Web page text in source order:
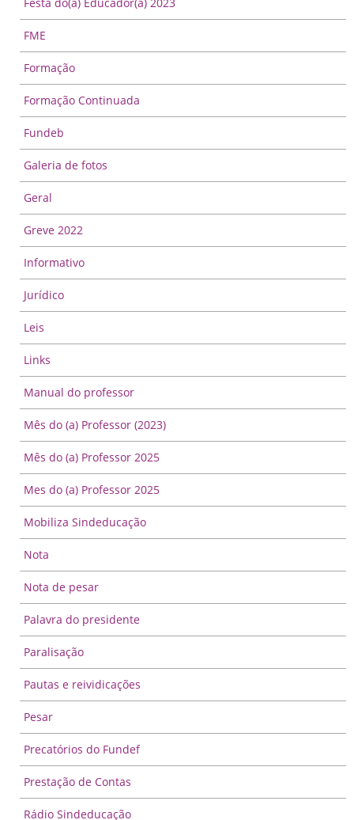
FME
Formação
Formação Continuada
Fundeb
Galeria de fotos
Geral
Greve 2022
Informativo
Jurídico
Leis
Links
Manual do professor
Mês do (a) Professor (2023)
Mês do (a) Professor 2025
Mes do (a) Professor 2025
Mobiliza Sindeducação
Nota
Nota de pesar
Palavra do presidente
Paralisação
Pautas e reividicações
Pesar
Precatórios do Fundef
Prestação de Contas
Rádio Sindeducação